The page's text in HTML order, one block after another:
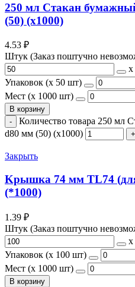
250 мл Стакан
(50) (х1000)
4.53 ₽
Штук (Заказ поштучно
х
Упаковок (x 50 шт)
Мест (x 1000 шт)
В корзину
Количество товара 250
d80 мм (50) (х1000)
Закрыть
Kрышка 74 мм TL74
(*1000)
1.39 ₽
Штук (Заказ поштучно
х
Упаковок (x 100 шт)
Мест (x 1000 шт)
В корзину